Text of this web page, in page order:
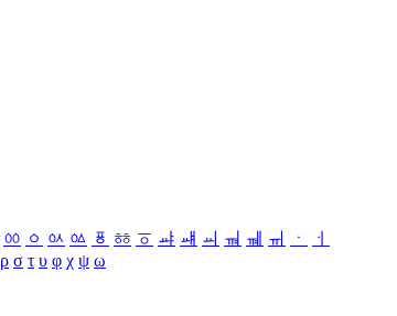
ㆀ ㆁ ㆂ ㆃ ㆄ ㆅ ㆆ ㆇ ㆈ ㆉ ㆊ ㆋ ㆌ ㆍ
ㆎ
ρ σ τ υ φ χ ψ ω